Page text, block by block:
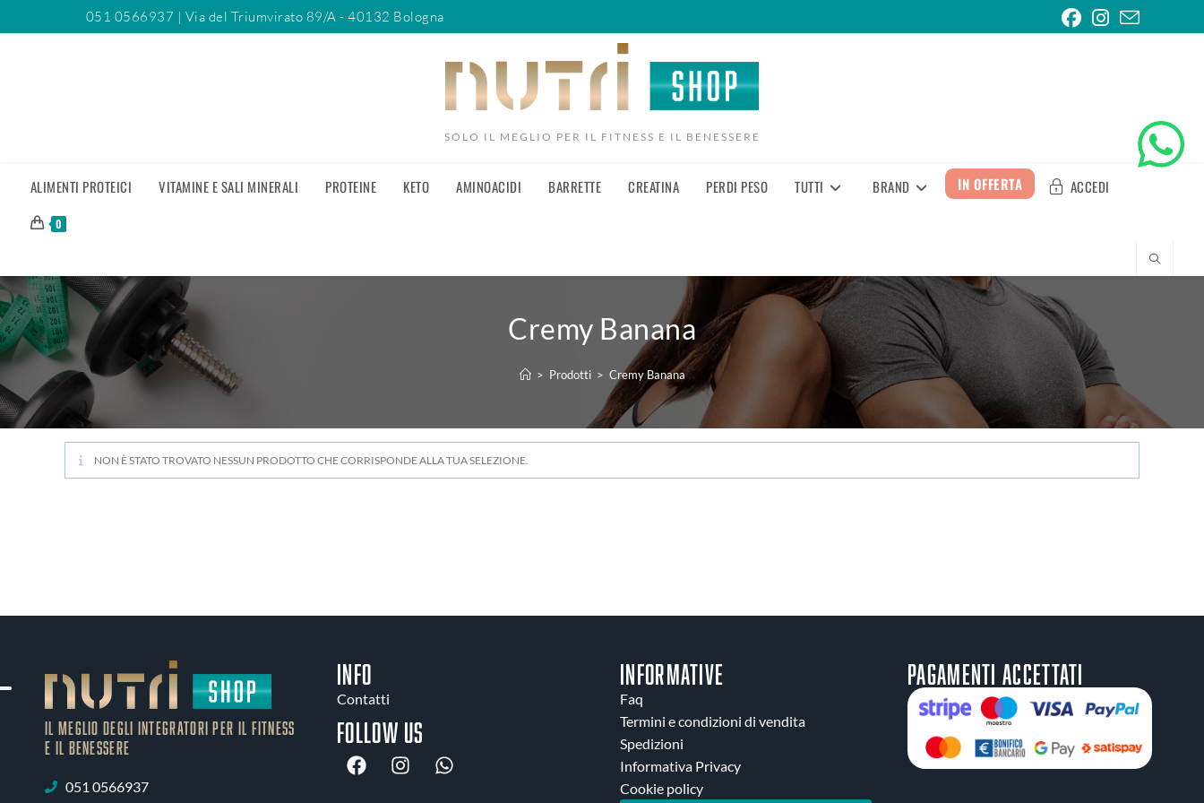
051 0566937 | Via del Triumvirato 89/A - 40132 Bologna
SOLO IL MEGLIO PER IL FITNESS E IL BENESSERE
ALIMENTI PROTEICI VITAMINE E SALI MINERALI PROTEINE KETO AMINOACIDI BARRETTE CREATINA PERDI PESO TUTTI BRAND IN OFFERTA ACCEDI
0
Cremy Banana
> Prodotti > Cremy Banana
NON È STATO TROVATO NESSUN PRODOTTO CHE CORRISPONDE ALLA TUA SELEZIONE.
IL MEGLIO DEGLI Integratori PER IL FITNESS
E IL BENESSERE
051 0566937
INFO
Contatti
Follow us
INFORMATIVE
Faq
Termini e condizioni di vendita
Spedizioni
Informativa Privacy
Cookie policy
Pagamenti accettati